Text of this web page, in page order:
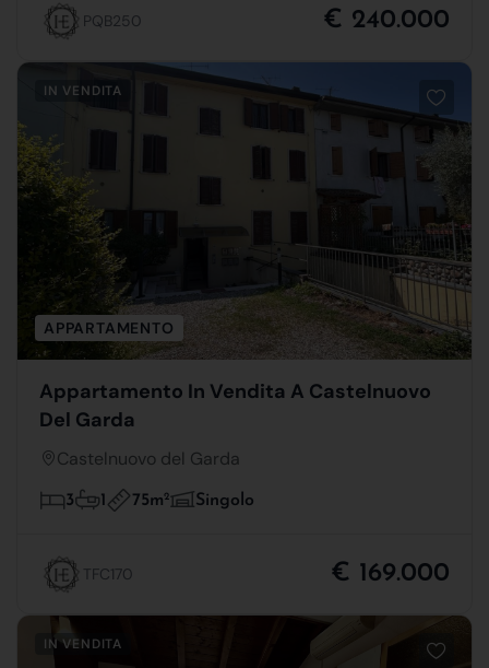
PQB250 € 240.000
IN VENDITA
APPARTAMENTO
Appartamento In Vendita A Castelnuovo
Del Garda
Castelnuovo del Garda
3 1 75m2 Singolo
TFC170 € 169.000
IN VENDITA